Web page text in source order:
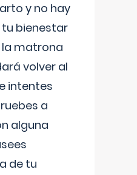
y no hay
bienestar
la matrona
volver al
intentes
a
alguna
de tu